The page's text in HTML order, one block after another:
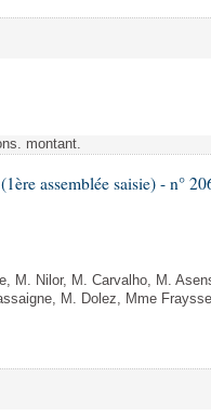
montant.
assemblée saisie) - n°
M. Nilor, M. Carvalho, M.
M. Dolez, Mme